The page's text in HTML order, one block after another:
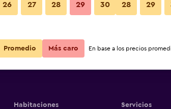
Ver precios
Habitaciones Servicios
26 27 28 29 30 28 29
Promedio Más caro En base a los precios